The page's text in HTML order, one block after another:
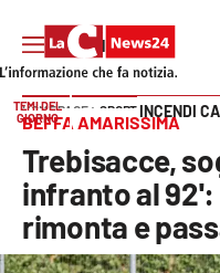
SEZIONI
Cronaca
Vai
TEMI DEL
GIORNO
INCENDI
HOME PAGE SPORT
BEFFA AMARISSIMA
Trebisacce,
infranto al
rimonta e